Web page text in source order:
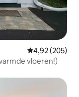
Gemiddelde
4,92 (205)
vloeren!)